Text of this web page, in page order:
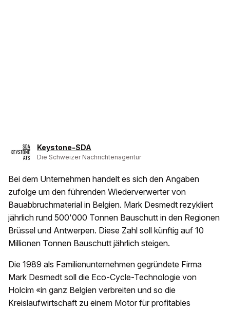
Keystone-SDA
Die Schweizer Nachrichtenagentur
Bei dem Unternehmen handelt es sich den Angaben
zufolge um den führenden Wiederverwerter von
Bauabbruchmaterial in Belgien. Mark Desmedt rezykliert
jährlich rund 500'000 Tonnen Bauschutt in den Regionen
Brüssel und Antwerpen. Diese Zahl soll künftig auf 10
Millionen Tonnen Bauschutt jährlich steigen.
Die 1989 als Familienunternehmen gegründete Firma
Mark Desmedt soll die Eco-Cycle-Technologie von
Holcim «in ganz Belgien verbreiten und so die
Kreislaufwirtschaft zu einem Motor für profitables